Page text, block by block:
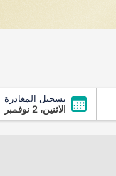
تسجيل المغادرة
الاثنين، 2 نوفمبر